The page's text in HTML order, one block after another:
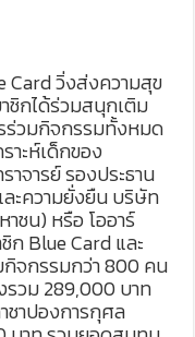
Card วิ่งส่งความสุข
ชิกได้ร่วมสนุกเติม
ร่วมกิจกรรมทั้งหมด
าะห์เด็กของ
าจารย์ รองประธาน
ะความยั่งยืน บริษัท
ชน) หรือ โออาร์
Blue Card และ
กิจกรรมกว่า 800 คน
วม 289,000 บาท
าปองการกุศล